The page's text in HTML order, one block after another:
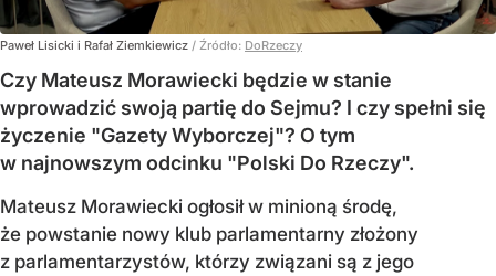
Paweł Lisicki i Rafał Ziemkiewicz / Źródło: DoRzeczy
Czy Mateusz Morawiecki będzie w stanie
wprowadzić swoją partię do Sejmu? I czy spełni się
życzenie "Gazety Wyborczej"? O tym
w najnowszym odcinku "Polski Do Rzeczy".
Mateusz Morawiecki ogłosił w minioną środę,
że powstanie nowy klub parlamentarny złożony
z parlamentarzystów, którzy związani są z jego